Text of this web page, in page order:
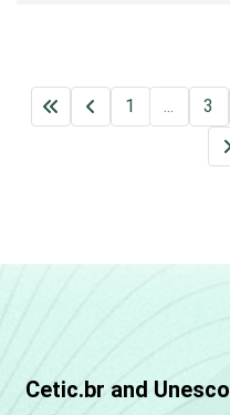
1 ... 3
Cetic.br and Unesco